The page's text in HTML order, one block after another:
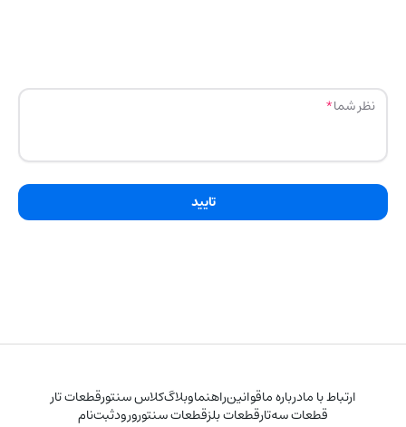
نظر شما
تایید
ارتباط با مادرباره ماقوانینراهنماوبلاگکلاس سنتورقطعات تار
قطعات سه‌تارقطعات بلزقطعات سنتورورودثبت‌نام